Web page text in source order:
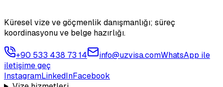
Küresel vize ve göçmenlik danışmanlığı; süreç
koordinasyonu ve belge hazırlığı.
+90 533 438 73 14 info@uzvisa.comWhatsApp ile
iletişime geç
InstagramLinkedInFacebook